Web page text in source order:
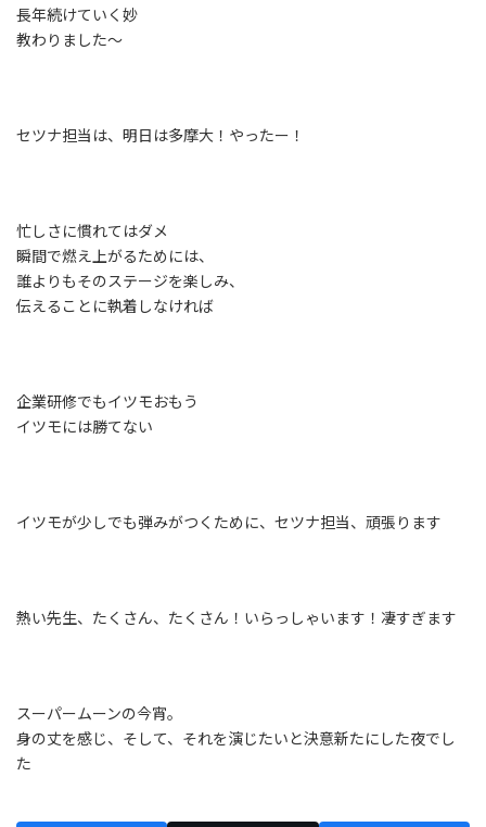
長年続けていく妙
教わりました〜
セツナ担当は、明日は多摩大！やったー！
忙しさに慣れてはダメ
瞬間で燃え上がるためには、
誰よりもそのステージを楽しみ、
伝えることに執着しなければ
企業研修でもイツモおもう
イツモには勝てない
イツモが少しでも弾みがつくために、セツナ担当、頑張ります
熱い先生、たくさん、たくさん！いらっしゃいます！凄すぎます
スーパームーンの今宵。
身の丈を感じ、そして、それを演じたいと決意新たにした夜でし
た